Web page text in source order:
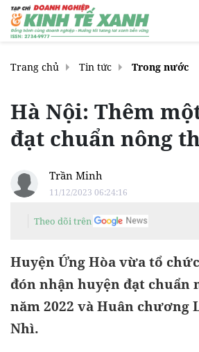
Trang chủ Tin tức Trong nước
Hà Nội: Thêm
đạt chuẩn nông
Trần Minh
11/12/2023 06:24:16
Theo dõi trên
Huyện Ứng Hòa vừa tổ
đón nhận huyện đạt chuẩn
năm 2022 và Huân chương
Nhì.